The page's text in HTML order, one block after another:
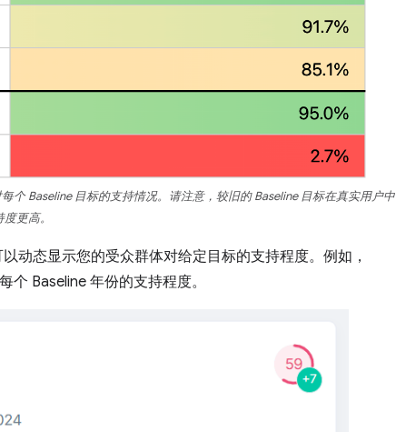
Baseline 目标的支持情况。请注意，较旧的 Baseline 目标在真实用户中
更高。
动态显示您的受众群体对给定目标的支持程度。例如，
Baseline 年份的支持程度。